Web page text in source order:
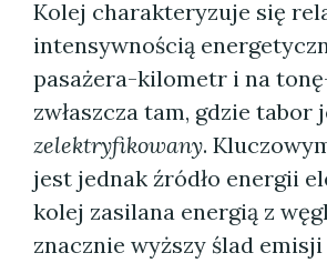
Kolej charakteryzuje się
intensywnością
pasażera-kilometr i na
zwłaszcza tam, gdzie tabor
zelektryfikowany.
jest jednak źródło energii
kolej zasilana energią z
znacznie wyższy ślad